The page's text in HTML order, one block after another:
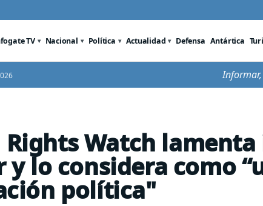
TV Nacional Política Actualidad Defensa Antártica
Rights Watch
y lo considera como
política"